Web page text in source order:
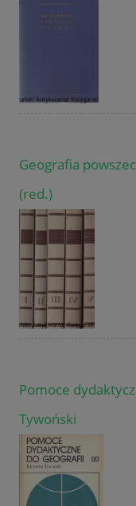
Geografia
(red.)
Pomoce
Tywoński